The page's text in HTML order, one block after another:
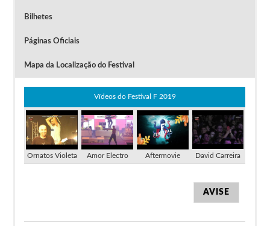
Bilhetes
Páginas Oficiais
Mapa da Localização do Festival
Vídeos do Festival F 2019
Ornatos Violeta Amor Electro Aftermovie David Carreira
AVISE